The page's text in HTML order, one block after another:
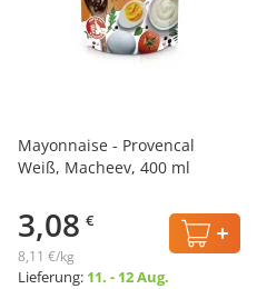
Mayonnaise - Provencal
Weiß, Macheev, 400 ml
3,08 €
8,11 €/kg
Lieferung: 11. - 12 Aug.